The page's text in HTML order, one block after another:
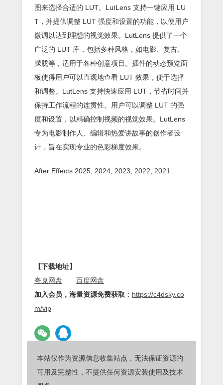
图来选择合适的 LUT。LutLens 支持一键应用 LU
T，并提供调整 LUT 强度和设置的功能，以便用户
微调以达到理想的视觉效果。LutLens 提供了一个
广泛的 LUT 库，包括多种风格，如电影、复古、
朦胧等，适用于各种创意项目。插件的动态预览面
板使得用户可以直观地查看 LUT 效果，便于选择
和调整。LutLens 支持快速应用 LUT，节省时间并
保持工作流程的连贯性。用户可以调整 LUT 的强
度和设置，以精确控制视频的视觉效果。LutLens
专为电影制作人、编辑和热爱讲故事的创作者设
计，旨在实现专业的色彩梯度效果。
After Effects 2025, 2024, 2023, 2022, 2021
【下载地址】
夸克网盘
百度网盘
加入会员，海量资源免费获取 ： https://c4dsky.co
m/vip
本站仅作为资源信息收集站点，无法保证资源的
可用及完整性，不提供任何资源安装使用及技术